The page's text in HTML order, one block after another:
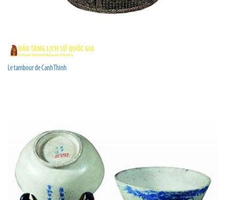
Le tambour de Canh Thinh